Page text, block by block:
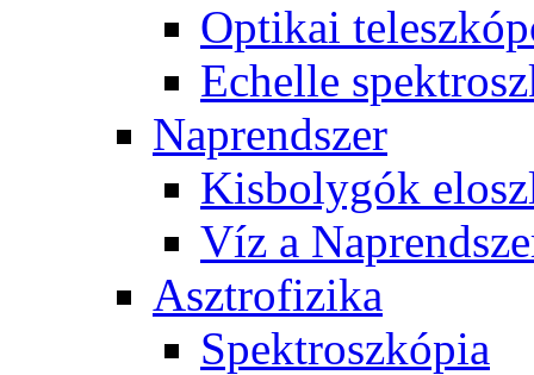
Op­ti­kai
Echel­le
Nap­rend­szer
Kis­boly­gók
Víz a
Aszt­ro­fi­zi­ka
Spekt­rosz­kó­pia